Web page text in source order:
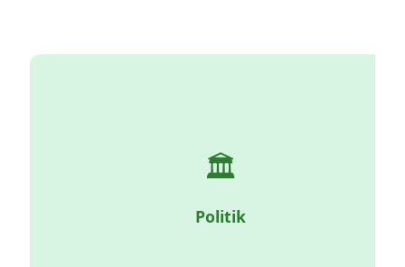
🏛️
Politik
Politische Stabilität, Steuerwesen, bevorstehende
Korruption, Vorschriften.